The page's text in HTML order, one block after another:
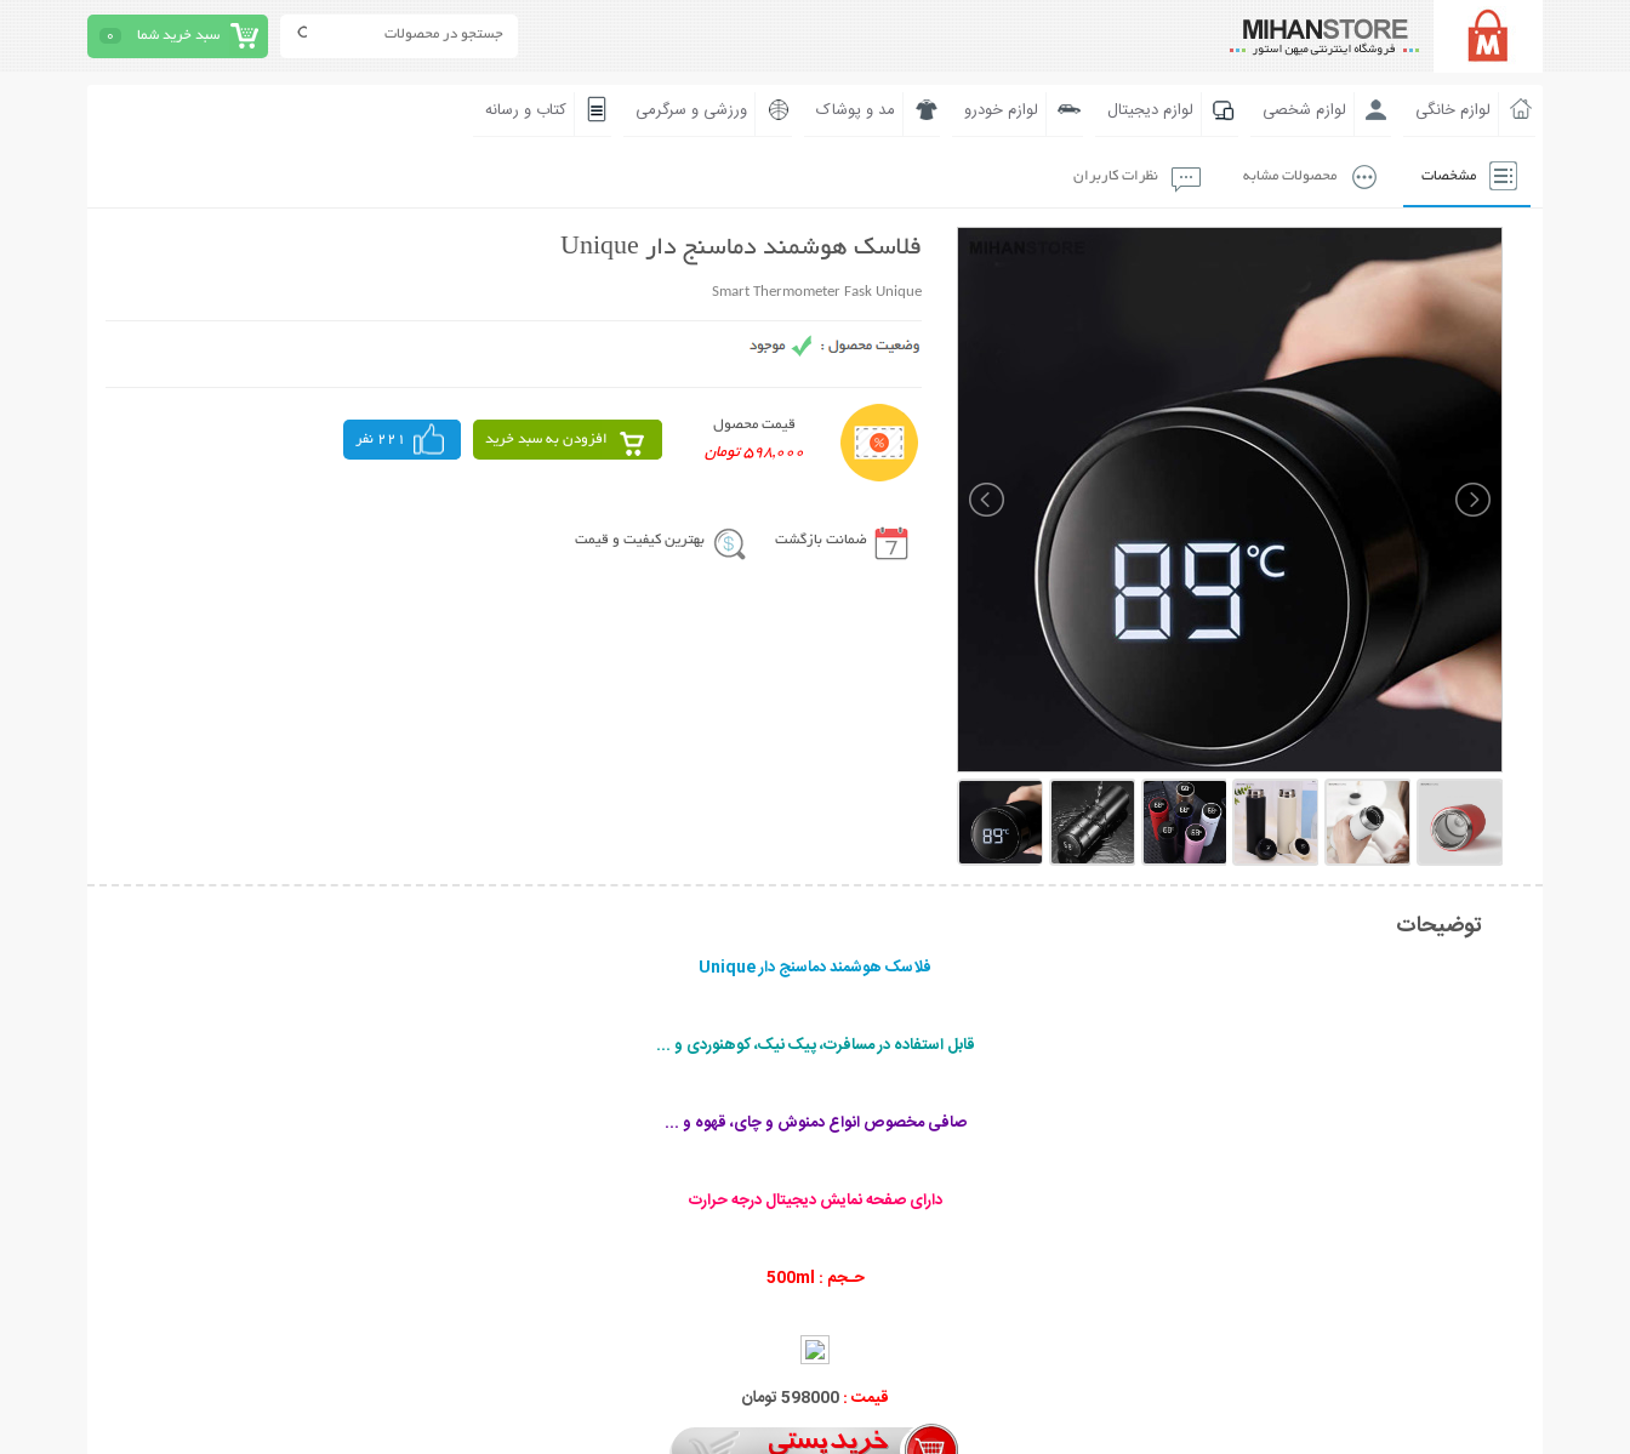
سبد خرید شما 0
لوازم خانگی لوازم شخصی لوازم دیجیتال لوازم خودرو مد و پوشاک ورزشی و سرگرمی کتاب و رسانه
مشخصات محصولات مشابه نظرات کاربران
فلاسک هوشمند دماسنج دار Unique
Smart Thermometer Fask Unique
قیمت محصول
598,000 تومان
افزودن به سبد خرید 221 نفر
ضمانت بازگشت بهترین کیفیت و قیمت
توضیحات
فلاسک هوشمند دماسنج دار Unique
قابل استفاده در مسافرت، پیک نیک، کوهنوردی و ...
صافی مخصوص انواع دمنوش و چای، قهوه و ...
دارای صفحه نمایش دیجیتال درجه حرارت
حـجم : 500ml
قیمت :598000 تومان